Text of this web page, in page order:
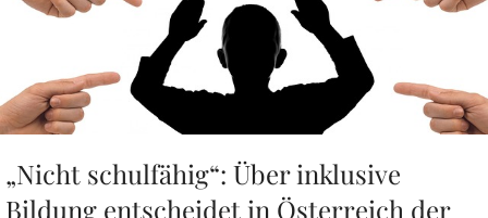
„Nicht schulfähig“: Über inklusive
Bildung entscheidet in Österreich der